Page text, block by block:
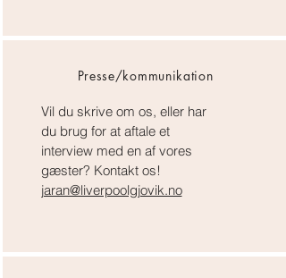
Presse/kommunikation
Vil du skrive om os, eller har
du brug for at aftale et
interview med en af vores
gæster? Kontakt os!
jaran@liverpoolgjovik.no